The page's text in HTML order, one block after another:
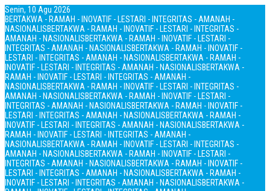
Senin, 10 Agu 2026
BERTAKWA - RAMAH - INOVATIF - LESTARI - INTEGRITAS - AMANAH -
NASIONALISBERTAKWA - RAMAH - INOVATIF - LESTARI - INTEGRITAS -
AMANAH - NASIONALISBERTAKWA - RAMAH - INOVATIF - LESTARI -
INTEGRITAS - AMANAH - NASIONALISBERTAKWA - RAMAH - INOVATIF -
LESTARI - INTEGRITAS - AMANAH - NASIONALISBERTAKWA - RAMAH -
INOVATIF - LESTARI - INTEGRITAS - AMANAH - NASIONALISBERTAKWA -
RAMAH - INOVATIF - LESTARI - INTEGRITAS - AMANAH -
NASIONALISBERTAKWA - RAMAH - INOVATIF - LESTARI - INTEGRITAS -
AMANAH - NASIONALISBERTAKWA - RAMAH - INOVATIF - LESTARI -
INTEGRITAS - AMANAH - NASIONALISBERTAKWA - RAMAH - INOVATIF -
LESTARI - INTEGRITAS - AMANAH - NASIONALISBERTAKWA - RAMAH -
INOVATIF - LESTARI - INTEGRITAS - AMANAH - NASIONALISBERTAKWA -
RAMAH - INOVATIF - LESTARI - INTEGRITAS - AMANAH -
NASIONALISBERTAKWA - RAMAH - INOVATIF - LESTARI - INTEGRITAS -
AMANAH - NASIONALISBERTAKWA - RAMAH - INOVATIF - LESTARI -
INTEGRITAS - AMANAH - NASIONALISBERTAKWA - RAMAH - INOVATIF -
LESTARI - INTEGRITAS - AMANAH - NASIONALISBERTAKWA - RAMAH -
INOVATIF - LESTARI - INTEGRITAS - AMANAH - NASIONALISBERTAKWA -